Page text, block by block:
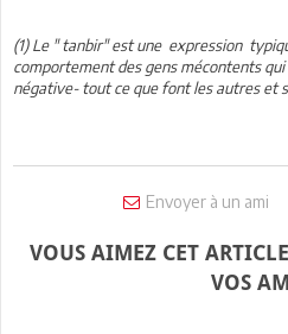
(1) Le " tanbir" est une expression
comportement des gens mécontents
négative- tout ce que font les autres et
Envoyer à un ami
VOUS AIMEZ CET
VOS